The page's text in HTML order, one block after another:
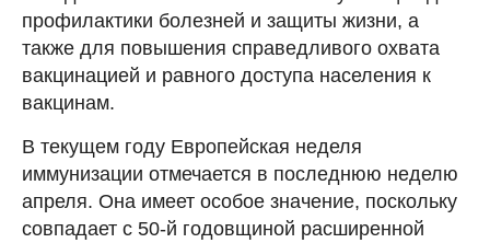
профилактики болезней и защиты жизни, а
также для повышения справедливого охвата
вакцинацией и равного доступа населения к
вакцинам.
В текущем году Европейская неделя
иммунизации отмечается в последнюю неделю
апреля. Она имеет особое значение, поскольку
совпадает с 50-й годовщиной расширенной